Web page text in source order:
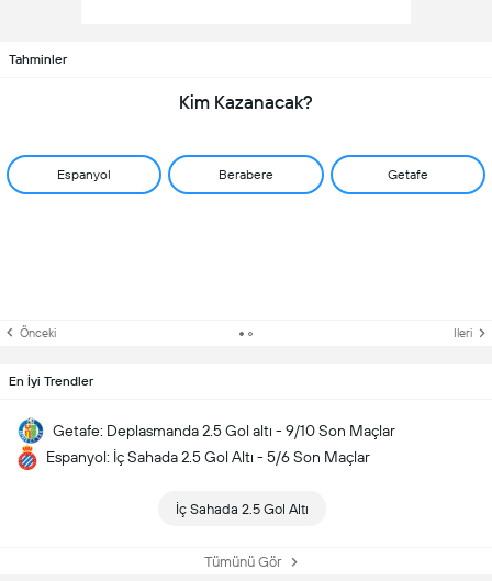
Tahminler
Kim Kazanacak?
Espanyol Berabere Getafe
Önceki Ileri
En İyi Trendler
Getafe: Deplasmanda 2.5 Gol altı - 9/10 Son Maçlar
Espanyol: İç Sahada 2.5 Gol Altı - 5/6 Son Maçlar
İç Sahada 2.5 Gol Altı
Tümünü Gör